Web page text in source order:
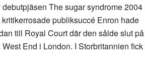
The sugar syndrome 2004
publiksuccé Enron hade
till Royal Court där den sålde slut på
End i London. I Storbritannien fick